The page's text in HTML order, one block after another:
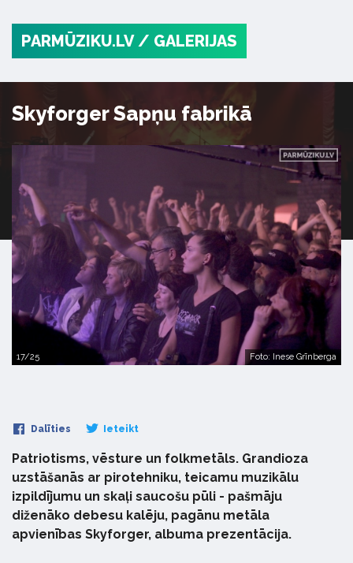
PARMŪZIKU.LV / GALERIJAS
Skyforger Sapņu fabrikā
17/25 Foto: Inese Grīnberga
Dalīties Ieteikt
Patriotisms, vēsture un folkmetāls. Grandioza
uzstāšanās ar pirotehniku, teicamu muzikālu
izpildījumu un skaļi saucošu pūli - pašmāju
diženāko debesu kalēju, pagānu metāla
apvienības Skyforger, albuma prezentācija.